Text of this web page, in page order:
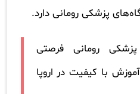
پزشکی رومانی دارد.
رومانی فرصتی
با کیفیت در اروپا